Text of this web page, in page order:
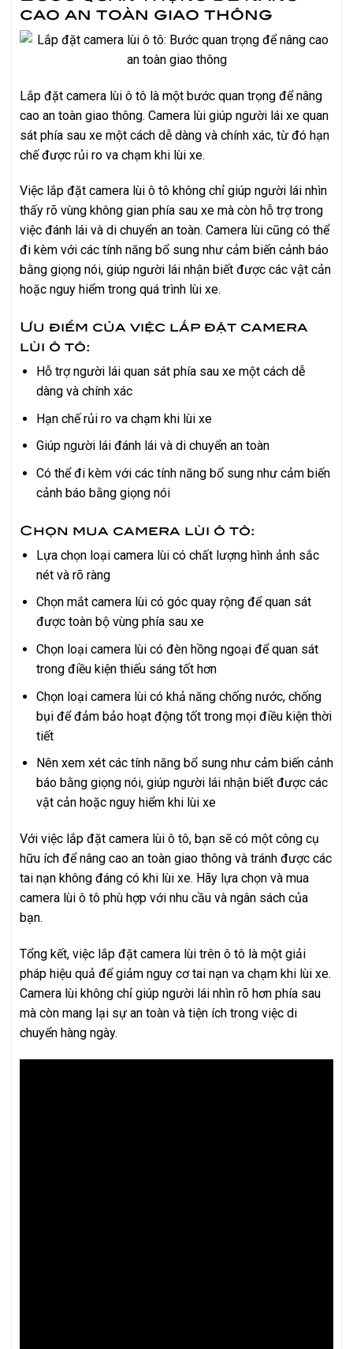
cao an toàn giao thông
Lắp đặt camera lùi ô tô là một bước quan trọng để nâng
cao an toàn giao thông. Camera lùi giúp người lái xe quan
sát phía sau xe một cách dễ dàng và chính xác, từ đó hạn
chế được rủi ro va chạm khi lùi xe.
Việc lắp đặt camera lùi ô tô không chỉ giúp người lái nhìn
thấy rõ vùng không gian phía sau xe mà còn hỗ trợ trong
việc đánh lái và di chuyển an toàn. Camera lùi cũng có thể
đi kèm với các tính năng bổ sung như cảm biến cảnh báo
bằng giọng nói, giúp người lái nhận biết được các vật cản
hoặc nguy hiểm trong quá trình lùi xe.
Ưu điểm của việc lắp đặt camera
lùi ô tô:
Hỗ trợ người lái quan sát phía sau xe một cách dễ
dàng và chính xác
Hạn chế rủi ro va chạm khi lùi xe
Giúp người lái đánh lái và di chuyển an toàn
Có thể đi kèm với các tính năng bổ sung như cảm biến
cảnh báo bằng giọng nói
Chọn mua camera lùi ô tô:
Lựa chọn loại camera lùi có chất lượng hình ảnh sắc
nét và rõ ràng
Chọn mắt camera lùi có góc quay rộng để quan sát
được toàn bộ vùng phía sau xe
Chọn loại camera lùi có đèn hồng ngoại để quan sát
trong điều kiện thiếu sáng tốt hơn
Chọn loại camera lùi có khả năng chống nước, chống
bụi để đảm bảo hoạt động tốt trong mọi điều kiện thời
tiết
Nên xem xét các tính năng bổ sung như cảm biến cảnh
báo bằng giọng nói, giúp người lái nhận biết được các
vật cản hoặc nguy hiểm khi lùi xe
Với việc lắp đặt camera lùi ô tô, bạn sẽ có một công cụ
hữu ích để nâng cao an toàn giao thông và tránh được các
tai nạn không đáng có khi lùi xe. Hãy lựa chọn và mua
camera lùi ô tô phù hợp với nhu cầu và ngân sách của
bạn.
Tổng kết, việc lắp đặt camera lùi trên ô tô là một giải
pháp hiệu quả để giảm nguy cơ tai nạn va chạm khi lùi xe.
Camera lùi không chỉ giúp người lái nhìn rõ hơn phía sau
mà còn mang lại sự an toàn và tiện ích trong việc di
chuyển hàng ngày.